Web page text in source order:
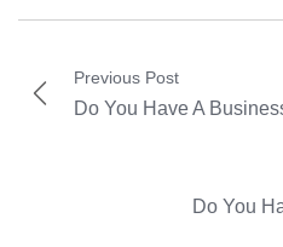
Previous Post
Do You Have A
Do You